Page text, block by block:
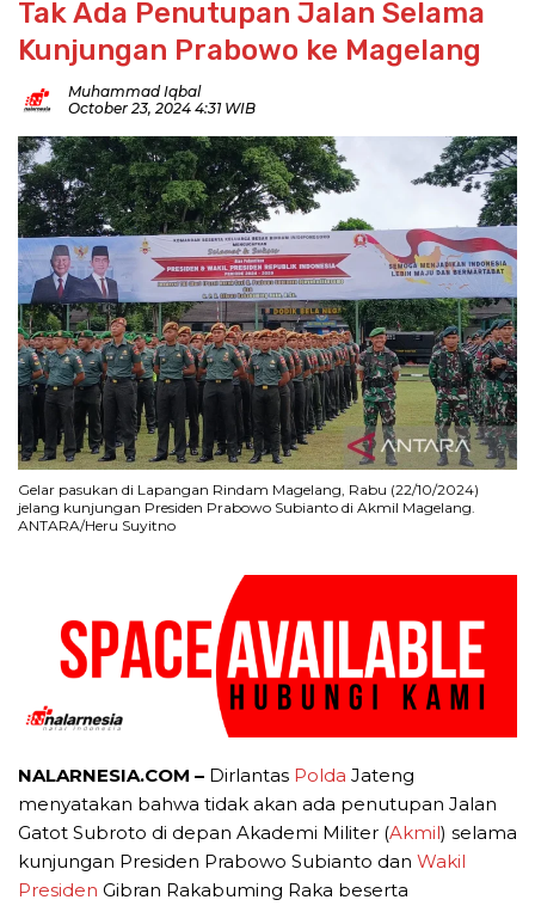
Tak Ada Penutupan Jalan Selama
Kunjungan Prabowo ke Magelang
Muhammad Iqbal
October 23, 2024 4:31 WIB
Gelar pasukan di Lapangan Rindam Magelang, Rabu (22/10/2024)
jelang kunjungan Presiden Prabowo Subianto di Akmil Magelang.
ANTARA/Heru Suyitno
NALARNESIA.COM – Dirlantas Polda Jateng
menyatakan bahwa tidak akan ada penutupan Jalan
Gatot Subroto di depan Akademi Militer (Akmil) selama
kunjungan Presiden Prabowo Subianto dan Wakil
Presiden Gibran Rakabuming Raka beserta